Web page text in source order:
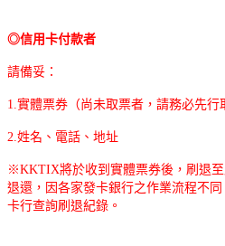
◎信用卡付款者
請備妥：
1.實體票券（尚未取票者，請務必先行
2.姓名、電話、地址
※KKTIX將於收到實體票券後，刷退
退還，因各家發卡銀行之作業流程不
卡行查詢刷退紀錄。